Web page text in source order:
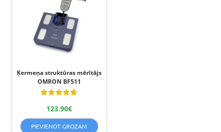
Ķermeņa struktūras mērītājs
OMRON BF511
ar
no 5
123.90€
PIEVIENOT GROZAM